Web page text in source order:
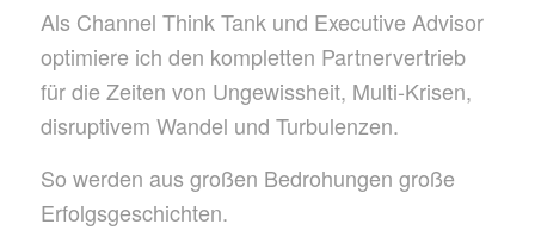
Als Channel Think Tank und Executive Advisor
optimiere ich den kompletten Partnervertrieb
für die Zeiten von Ungewissheit, Multi-Krisen,
disruptivem Wandel und Turbulenzen.
So werden aus großen Bedrohungen große
Erfolgsgeschichten.